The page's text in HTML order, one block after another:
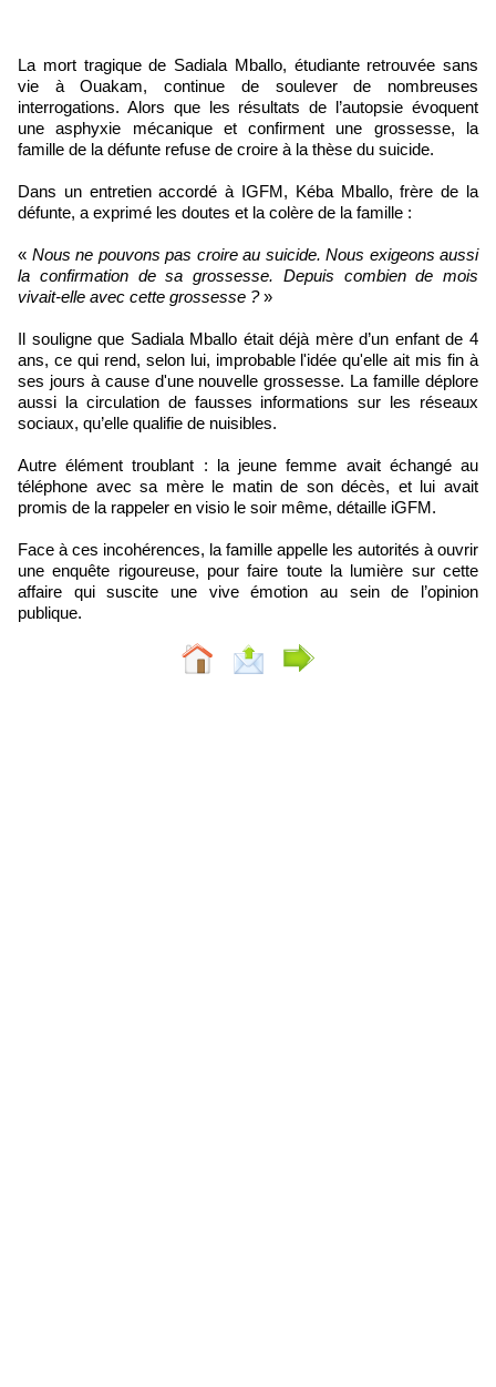
La mort tragique de Sadiala Mballo, étudiante retrouvée sans
vie à Ouakam, continue de soulever de nombreuses
interrogations. Alors que les résultats de l’autopsie évoquent
une asphyxie mécanique et confirment une grossesse, la
famille de la défunte refuse de croire à la thèse du suicide.
Dans un entretien accordé à IGFM, Kéba Mballo, frère de la
défunte, a exprimé les doutes et la colère de la famille :
« Nous ne pouvons pas croire au suicide. Nous exigeons aussi
la confirmation de sa grossesse. Depuis combien de mois
vivait-elle avec cette grossesse ?»
Il souligne que Sadiala Mballo était déjà mère d’un enfant de 4
ans, ce qui rend, selon lui, improbable l'idée qu'elle ait mis fin à
ses jours à cause d'une nouvelle grossesse. La famille déplore
aussi la circulation de fausses informations sur les réseaux
sociaux, qu’elle qualifie de nuisibles.
Autre élément troublant : la jeune femme avait échangé au
téléphone avec sa mère le matin de son décès, et lui avait
promis de la rappeler en visio le soir même, détaille iGFM.
Face à ces incohérences, la famille appelle les autorités à ouvrir
une enquête rigoureuse, pour faire toute la lumière sur cette
affaire qui suscite une vive émotion au sein de l’opinion
publique.